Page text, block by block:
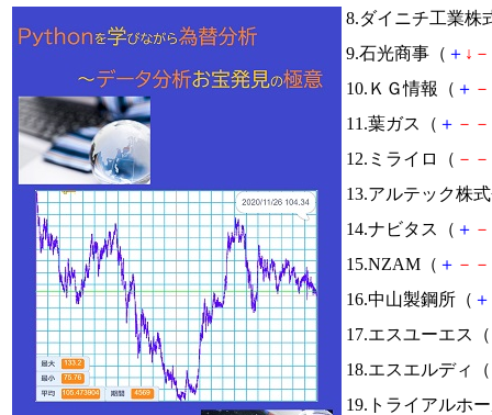
8.ダイニチ工業株
9.石光商事（ ＋ ↓ －
10.ＫＧ情報（ ＋ －
11.葉ガス（ ＋ － －
12.ミライロ（ － －
13.アルテック株
14.ナビタス（ ＋ －
15.NZAM（ ＋ － －
16.中山製鋼所（ ＋
17.エスユーエス（
18.エスエルディ（
19.トライアルホ